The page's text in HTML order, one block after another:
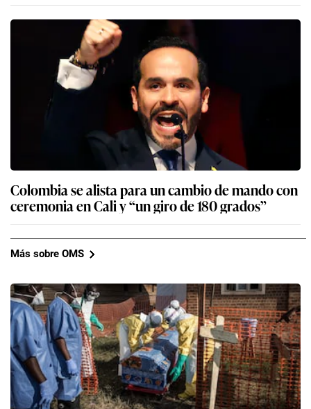
Colombia se alista para un cambio de mando con
ceremonia en Cali y “un giro de 180 grados”
Más sobre OMS